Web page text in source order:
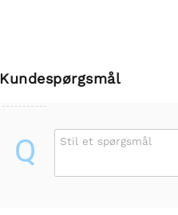
Kundespørgsmål
Q Stil et spørgsmål